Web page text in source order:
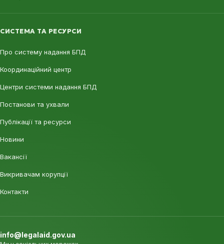
СИСТЕМА ТА РЕСУРСИ
Про систему надання БПД
Координаційний центр
Центри системи надання БПД
Постанови та ухвали
Публікації та ресурси
Новини
Вакансії
Викривачам корупції
Контакти
info@legalaid.gov.ua